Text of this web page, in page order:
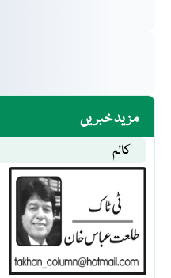
مزید خبریں
کالم